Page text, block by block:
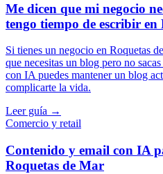
Me dicen que mi negocio
tengo tiempo de escribir
Si tienes un negocio en Roquetas
que necesitas un blog pero no
con IA puedes mantener un blog
complicarte la vida.
Leer guía →
Comercio y retail
Contenido y email con IA
Roquetas de Mar